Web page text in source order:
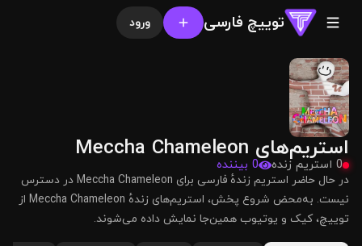
توییچ فارسی ورود
استریم‌های Meccha Chameleon
0 استریم زنده 0 بیننده
در حال حاضر استریم زندهٔ فارسی برای Meccha Chameleon در دسترس
نیست. به‌محض شروع پخش، استریم‌های زندهٔ Meccha Chameleon از
توییچ، کیک و یوتیوب همین‌جا نمایش داده می‌شوند.